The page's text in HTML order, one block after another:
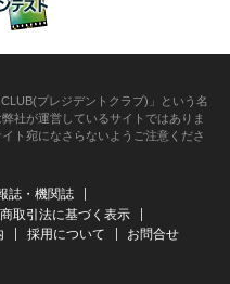
プレジデントクラブ)」という名
社が運営しているサイトではありま
ト宛になさらないようご注意くださ
誌・機関誌
取引法に基づく表示
採用について お問合せ